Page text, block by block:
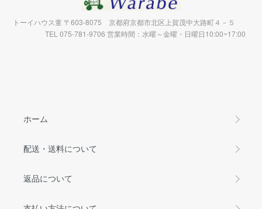
トーイハウス童 〒603-8075 京都府京都市北区上賀茂中大路町４－５
TEL 075-781-9706 営業時間：水曜～金曜・日曜日10:00~17:00
ホーム
配送・送料について
返品について